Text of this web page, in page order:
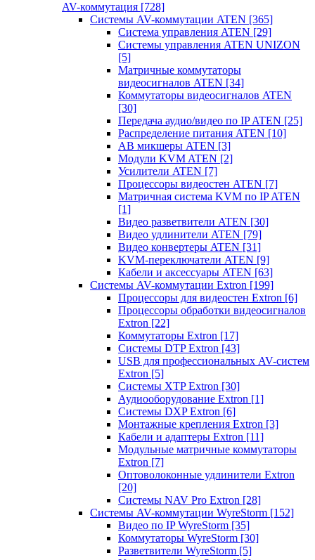
AV-коммутация [728]
Системы AV-коммутации ATEN [365]
Система управления ATEN [29]
Системы управления ATEN UNIZON
[5]
Матричные коммутаторы
видеосигналов ATEN [34]
Коммутаторы видеосигналов ATEN
[30]
Передача аудио/видео по IP ATEN [25]
Распределение питания ATEN [10]
АВ микшеры ATEN [3]
Модули KVM ATEN [2]
Усилители ATEN [7]
Процессоры видеостен ATEN [7]
Матричная система KVM по IP ATEN
[1]
Видео разветвители ATEN [30]
Видео удлинители ATEN [79]
Видео конвертеры ATEN [31]
KVM-переключатели ATEN [9]
Кабели и аксессуары ATEN [63]
Системы AV-коммутации Extron [199]
Процессоры для видеостен Extron [6]
Процессоры обработки видеосигналов
Extron [22]
Коммутаторы Extron [17]
Системы DTP Extron [43]
USB для профессиональных AV-систем
Extron [5]
Системы XTP Extron [30]
Аудиооборудование Extron [1]
Системы DXP Extron [6]
Монтажные крепления Extron [3]
Кабели и адаптеры Extron [11]
Модульные матричные коммутаторы
Extron [7]
Оптоволоконные удлинители Extron
[20]
Системы NAV Pro Extron [28]
Системы AV-коммутации WyreStorm [152]
Видео по IP WyreStorm [35]
Коммутаторы WyreStorm [30]
Разветвители WyreStorm [5]